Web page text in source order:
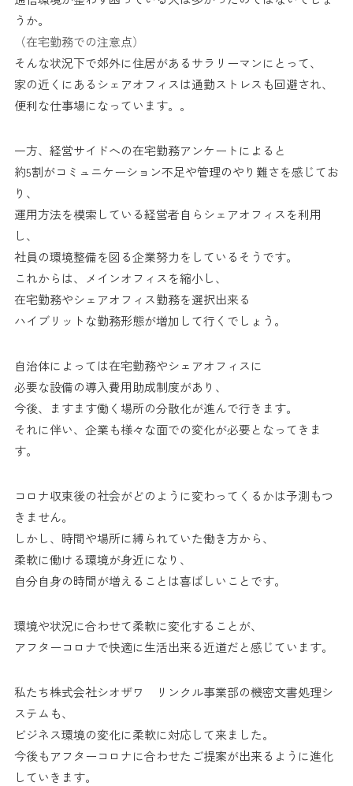
うか。
（在宅勤務での注意点）
そんな状況下で郊外に住居があるサラリーマンにとって、
家の近くにあるシェアオフィスは通勤ストレスも回避され、
便利な仕事場になっています。。
一方、経営サイドへの在宅勤務アンケートによると
約5割がコミュニケーション不足や管理のやり難さを感じてお
り、
運用方法を模索している経営者自らシェアオフィスを利用
し、
社員の環境整備を図る企業努力をしているそうです。
これからは、メインオフィスを縮小し、
在宅勤務やシェアオフィス勤務を選択出来る
ハイブリットな勤務形態が増加して行くでしょう。
自治体によっては在宅勤務やシェアオフィスに
必要な設備の導入費用助成制度があり、
今後、ますます働く場所の分散化が進んで行きます。
それに伴い、企業も様々な面での変化が必要となってきま
す。
コロナ収束後の社会がどのように変わってくるかは予測もつ
きません。
しかし、時間や場所に縛られていた働き方から、
柔軟に働ける環境が身近になり、
自分自身の時間が増えることは喜ばしいことです。
環境や状況に合わせて柔軟に変化することが、
アフターコロナで快適に生活出来る近道だと感じています。
私たち株式会社シオザワ リンクル事業部の機密文書処理シ
ステムも、
ビジネス環境の変化に柔軟に対応して来ました。
今後もアフターコロナに合わせたご提案が出来るように進化
していきます。